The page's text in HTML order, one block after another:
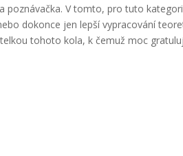
V tomto, pro tuto
dokonce jen lepší vypracování
tohoto kola, k čemuž moc